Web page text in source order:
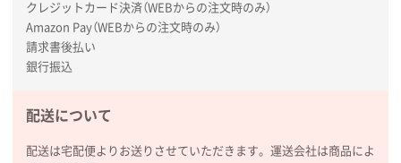
クレジットカード決済（WEBからの注文時のみ）
Amazon Pay（WEBからの注文時のみ）
請求書後払い
銀行振込
配送について
配送は宅配便よりお送りさせていただきます。運送会社は商品によ